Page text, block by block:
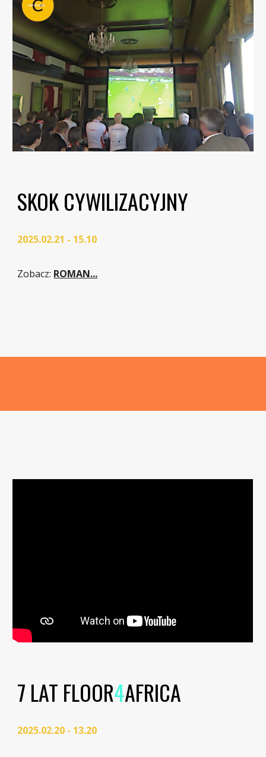
SKOK CYWILIZACYJNY
2025.02.21 - 15.10
Zobacz: ROMAN...
7 LAT FLOOR4AFRICA
2025.02.20 - 13.20